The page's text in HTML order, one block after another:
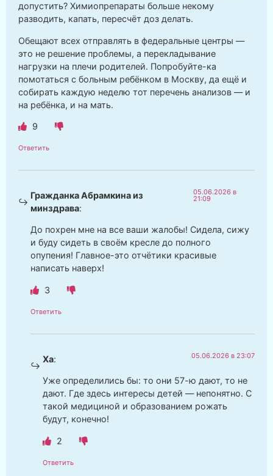
допустить? Химиопрепараты больше некому
разводить, капать, пересчёт доз делать.
Обещают всех отправлять в федеральные центры —
это не решение проблемы, а перекладывание
нагрузки на плечи родителей. Попробуйте-ка
помотаться с больным ребёнком в Москву, да ещё и
собирать каждую неделю тот перечень анализов — и
на ребёнка, и на мать.
9
Ответить
Гражданка Абрамкина из
минздрава:
05.06.2026 в
21:09
До похрен мне на все ваши жалобы! Сидела, сижу
и буду сидеть в своём кресле до полного
опупения! Главное-это отчётики красивые
написать наверх!
3
Ответить
Ха: 05.06.2026 в 23:07
Уже определились бы: то они 57-ю дают, то не
дают. Где здесь интересы детей — непонятно. С
такой медициной и образованием рожать
будут, конечно!
2
Ответить